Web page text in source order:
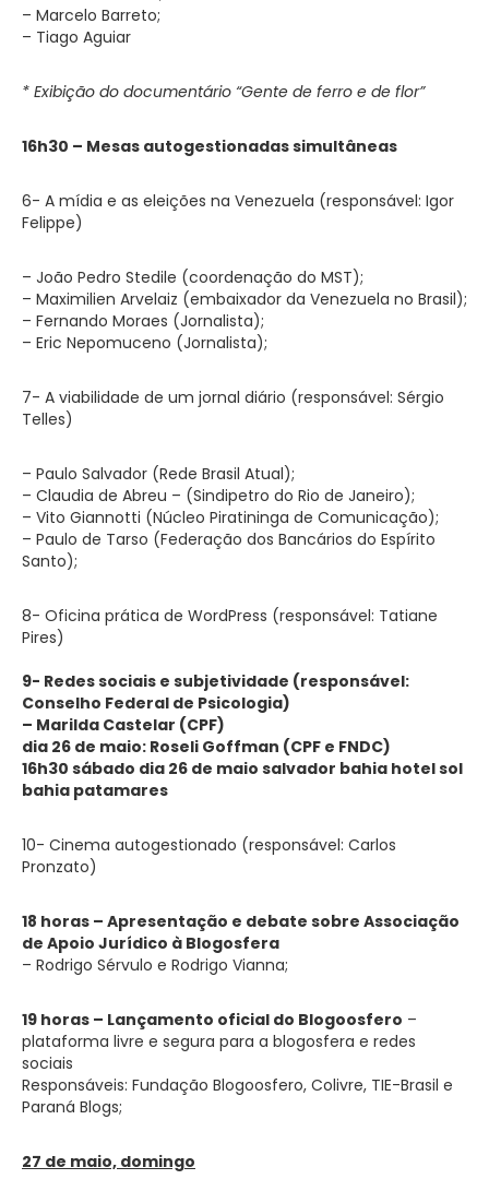
– Marcelo Barreto;
– Tiago Aguiar
* Exibição do documentário “Gente de ferro e de flor”
16h30 – Mesas autogestionadas simultâneas
6- A mídia e as eleições na Venezuela (responsável: Igor
Felippe)
– João Pedro Stedile (coordenação do MST);
– Maximilien Arvelaiz (embaixador da Venezuela no Brasil);
– Fernando Moraes (Jornalista);
– Eric Nepomuceno (Jornalista);
7- A viabilidade de um jornal diário (responsável: Sérgio
Telles)
– Paulo Salvador (Rede Brasil Atual);
– Claudia de Abreu – (Sindipetro do Rio de Janeiro);
– Vito Giannotti (Núcleo Piratininga de Comunicação);
– Paulo de Tarso (Federação dos Bancários do Espírito
Santo);
8- Oficina prática de WordPress (responsável: Tatiane
Pires)
9- Redes sociais e subjetividade (responsável:
Conselho Federal de Psicologia)
– Marilda Castelar (CPF)
dia 26 de maio: Roseli Goffman (CPF e FNDC)
16h30 sábado dia 26 de maio salvador bahia hotel sol
bahia patamares
10- Cinema autogestionado (responsável: Carlos
Pronzato)
18 horas – Apresentação e debate sobre Associação
de Apoio Jurídico à Blogosfera
– Rodrigo Sérvulo e Rodrigo Vianna;
19 horas – Lançamento oficial do Blogoosfero –
plataforma livre e segura para a blogosfera e redes
sociais
Responsáveis: Fundação Blogoosfero, Colivre, TIE-Brasil e
Paraná Blogs;
27 de maio, domingo